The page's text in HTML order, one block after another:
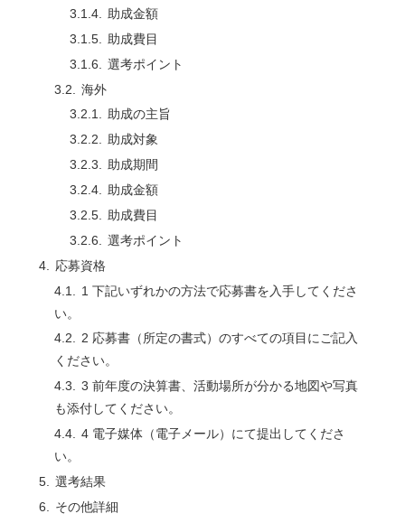
助成金額
助成費目
選考ポイント
海外
助成の主旨
助成対象
助成期間
助成金額
助成費目
選考ポイント
応募資格
1 下記いずれかの方法で応募書を入手してくださ
い。
2 応募書（所定の書式）のすべての項目にご記入
ください。
3 前年度の決算書、活動場所が分かる地図や写真
も添付してください。
4 電子媒体（電子メール）にて提出してくださ
い。
選考結果
その他詳細